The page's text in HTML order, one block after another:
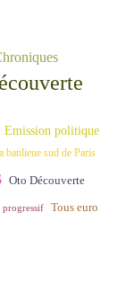
Emission politique
banlieue sud de Paris
Oto Découverte
progressif Tous euro